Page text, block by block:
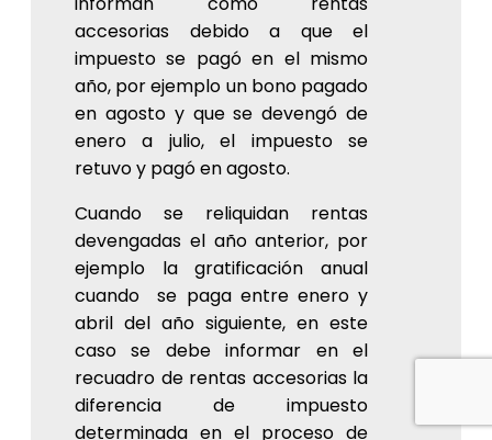
accesorias debido a que el
impuesto se pagó en el mismo
año, por ejemplo un bono pagado
en agosto y que se devengó de
enero a julio, el impuesto se
retuvo y pagó en agosto.
Cuando se reliquidan rentas
devengadas el año anterior, por
ejemplo la gratificación anual
cuando se paga entre enero y
abril del año siguiente, en este
caso se debe informar en el
recuadro de rentas accesorias la
diferencia de impuesto
determinada en el proceso de